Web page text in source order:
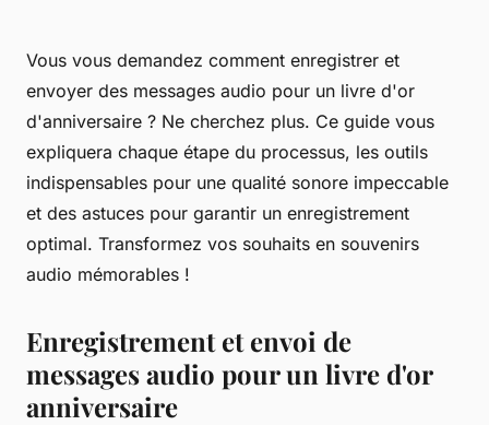
Vous vous demandez comment enregistrer et
envoyer des messages audio pour un livre d'or
d'anniversaire ? Ne cherchez plus. Ce guide vous
expliquera chaque étape du processus, les outils
indispensables pour une qualité sonore impeccable
et des astuces pour garantir un enregistrement
optimal. Transformez vos souhaits en souvenirs
audio mémorables !
Enregistrement et envoi de
messages audio pour un livre d'or
anniversaire